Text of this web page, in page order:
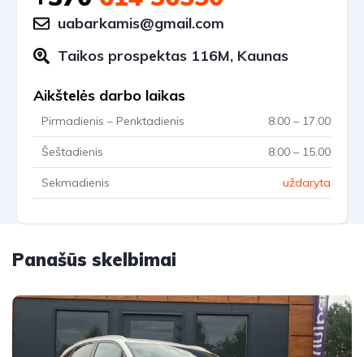
uabarkamis@gmail.com
Taikos prospektas 116M, Kaunas
Aikštelės darbo laikas
Pirmadienis – Penktadienis 8.00 – 17.00
Šeštadienis 8.00 – 15.00
Sekmadienis uždaryta
Panašūs skelbimai